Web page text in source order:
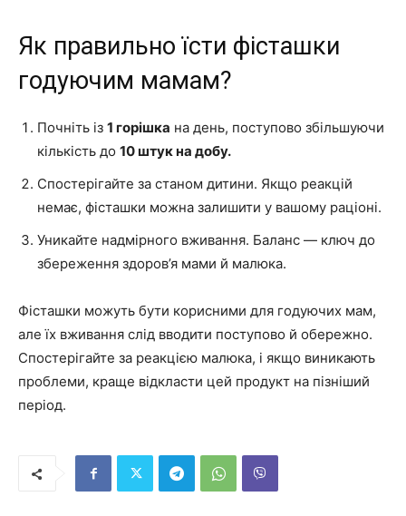
Як правильно їсти фісташки
годуючим мамам?
Почніть із 1 горішка на день, поступово збільшуючи
кількість до 10 штук на добу.
Спостерігайте за станом дитини. Якщо реакцій
немає, фісташки можна залишити у вашому раціоні.
Уникайте надмірного вживання. Баланс — ключ до
збереження здоров’я мами й малюка.
Фісташки можуть бути корисними для годуючих мам,
але їх вживання слід вводити поступово й обережно.
Спостерігайте за реакцією малюка, і якщо виникають
проблеми, краще відкласти цей продукт на пізніший
період.